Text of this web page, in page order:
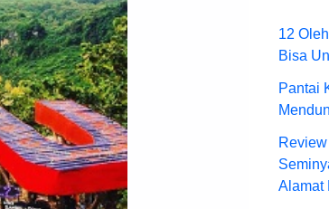
12
Bisa
Pantai
Alamat